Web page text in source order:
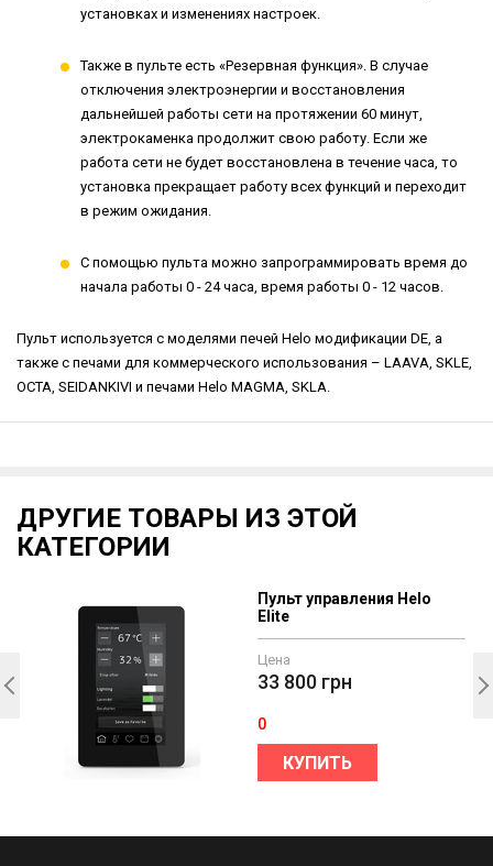
установках и изменениях настроек.
Также в пульте есть «Резервная функция». В случае
отключения электроэнергии и восстановления
дальнейшей работы сети на протяжении 60 минут,
электрокаменка продолжит свою работу. Если же
работа сети не будет восстановлена в течение часа, то
установка прекращает работу всех функций и переходит
в режим ожидания.
С помощью пульта можно запрограммировать время до
начала работы 0 - 24 часа, время работы 0 - 12 часов.
Пульт используется с моделями печей Helo модификации DE, а
также с печами для коммерческого использования – LAAVA, SKLE,
OCTA, SEIDANKIVI и печами Helo MAGMA, SKLA.
ДРУГИЕ ТОВАРЫ ИЗ ЭТОЙ
КАТЕГОРИИ
Пульт управления Helo
Elite
Цена
33 800 грн
0
КУПИТЬ